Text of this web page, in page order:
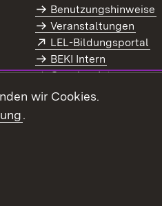
in neuem Fenster)
Benutzungshinweise
Veranstaltungen
Extern:
LEL-Bildungsportal
BEKI Intern
Coaches Intern
Intranet
wir Cookies.
.